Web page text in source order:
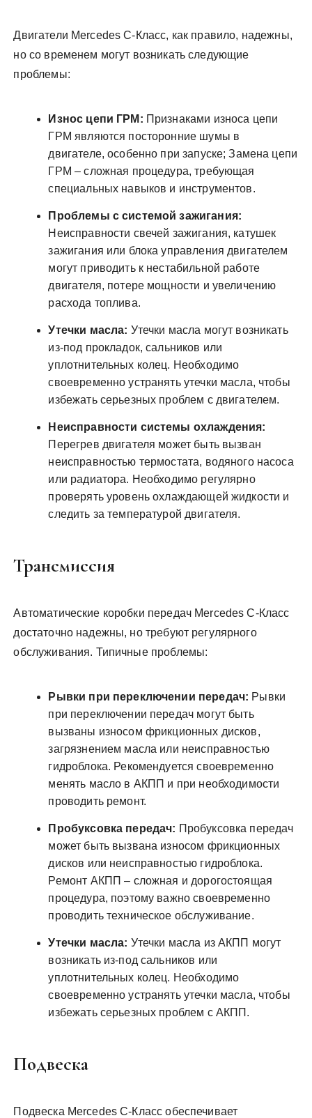
Двигатели Mercedes C-Класс, как правило, надежны,
но со временем могут возникать следующие
проблемы:
Износ цепи ГРМ: Признаками износа цепи
ГРМ являются посторонние шумы в
двигателе, особенно при запуске; Замена цепи
ГРМ – сложная процедура, требующая
специальных навыков и инструментов.
Проблемы с системой зажигания:
Неисправности свечей зажигания, катушек
зажигания или блока управления двигателем
могут приводить к нестабильной работе
двигателя, потере мощности и увеличению
расхода топлива.
Утечки масла: Утечки масла могут возникать
из-под прокладок, сальников или
уплотнительных колец. Необходимо
своевременно устранять утечки масла, чтобы
избежать серьезных проблем с двигателем.
Неисправности системы охлаждения:
Перегрев двигателя может быть вызван
неисправностью термостата, водяного насоса
или радиатора. Необходимо регулярно
проверять уровень охлаждающей жидкости и
следить за температурой двигателя.
Трансмиссия
Автоматические коробки передач Mercedes C-Класс
достаточно надежны, но требуют регулярного
обслуживания. Типичные проблемы:
Рывки при переключении передач: Рывки
при переключении передач могут быть
вызваны износом фрикционных дисков,
загрязнением масла или неисправностью
гидроблока. Рекомендуется своевременно
менять масло в АКПП и при необходимости
проводить ремонт.
Пробуксовка передач: Пробуксовка передач
может быть вызвана износом фрикционных
дисков или неисправностью гидроблока.
Ремонт АКПП – сложная и дорогостоящая
процедура, поэтому важно своевременно
проводить техническое обслуживание.
Утечки масла: Утечки масла из АКПП могут
возникать из-под сальников или
уплотнительных колец. Необходимо
своевременно устранять утечки масла, чтобы
избежать серьезных проблем с АКПП.
Подвеска
Подвеска Mercedes C-Класс обеспечивает